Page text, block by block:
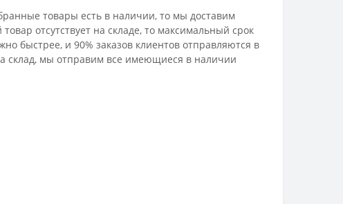
товары есть в наличии, то мы доставим
отсутствует на складе, то максимальный срок
быстрее, и 90% заказов клиентов отправляются в
склад, мы отправим все имеющиеся в наличии